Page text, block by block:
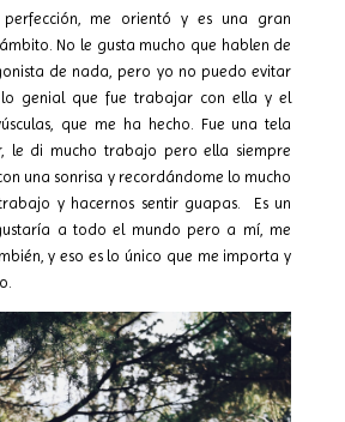
me orientó y es una gran
No le gusta mucho que hablen de
de nada, pero yo no puedo evitar
genial que fue trabajar con ella y el
que me ha hecho. Fue una tela
le di mucho trabajo pero ella siempre
una sonrisa y recordándome lo mucho
y hacernos sentir guapas.
Es un
a todo el mundo pero a mí, me
y eso es lo único que me importa y